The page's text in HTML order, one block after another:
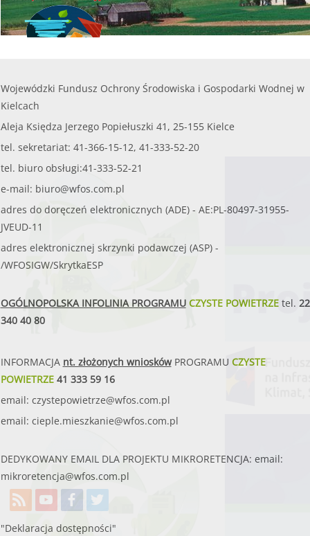
W WOJEWÓDZTWIE
WSPIERAMY
Wojewódzki Fundusz Ochrony Środowiska i Gospodarki Wodnej w
Kielcach
Aleja Księdza Jerzego Popiełuszki 41, 25-155 Kielce
tel. sekretariat: 41-366-15-12, 41-333-52-20
tel. biuro obsługi:41-333-52-21
e-mail: biuro@wfos.com.pl
adres do doręczeń elektronicznych (ADE) - AE:PL-80497-31955-
JVEUD-11
adres elektronicznej skrzynki podawczej (ASP) -
/WFOSIGW/SkrytkaESP
OGÓLNOPOLSKA INFOLINIA PROGRAMUCZYSTE POWIETRZEtel. 22
340 40 80
INFORMACJA nt. złożonych wnioskówPROGRAMU CZYSTE
POWIETRZE41 333 59 16
email: czystepowietrze@wfos.com.pl
email: cieple.mieszkanie@wfos.com.pl
DEDYKOWANY EMAIL DLA PROJEKTU MIKRORETENCJA: email:
mikroretencja@wfos.com.pl
"Deklaracja dostępności"